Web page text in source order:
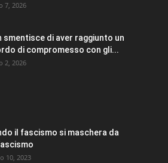
7, 2026
smentisce di aver raggiunto un
di compromesso con gli...
2, 2026
il fascismo si maschera da
10, 2023